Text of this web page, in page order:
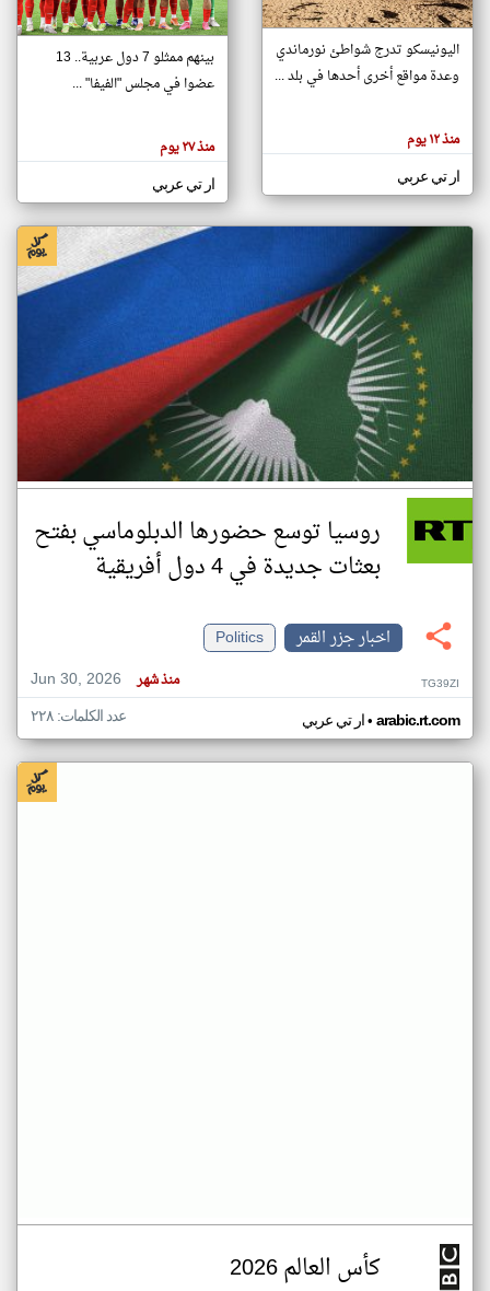
تغيير الدولة
اخبار جزر القمر على مدار الساعة
أهم اخبار جزر القمر العاجلة والمباشرة
هنا عن
وجهة
كاتبيها.
اليونيسكو تدرج شواطئ نورماندي
وعدة مواقع أخرى أحدها في بلد ...
منذ ١٢ يوم
ار تي عربي
بينهم ممثلو 7 دول عربية.. 13
عضوا في مجلس "الفيفا" ...
منذ ٢٧ يوم
ار تي عربي
روسيا توسع حضورها الدبلوماسي بفتح
بعثات جديدة في 4 دول أفريقية
اخبار جزر القمر
Politics
Jun 30, 2026
منذ شهر TG39ZI
ار تي عربي• arabic.rt.com عدد الكلمات: ٢٢٨
كأس العالم 2026
klyoum.com